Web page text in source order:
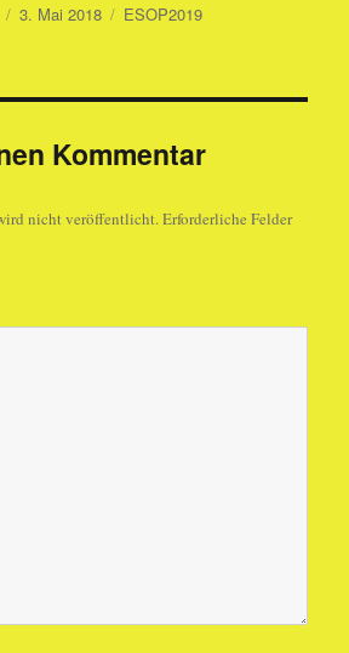
Veröffentlicht
3. Mai 2018 Kategorien
ESOP2019
Kommentar
nicht veröffentlicht. Erforderliche Felder